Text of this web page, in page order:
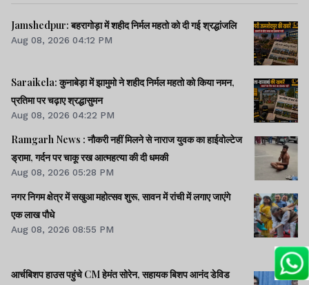
Jamshedpur: बहरागोड़ा में शहीद निर्मल महतो को दी गई श्रद्धांजलि
Aug 08, 2026 04:12 PM
Saraikela: कुनाबेड़ा में झामुमो ने शहीद निर्मल महतो को किया नमन,
प्रतिमा पर चढ़ाए श्रद्धासुमन
Aug 08, 2026 04:22 PM
Ramgarh News : नौकरी नहीं मिलने से नाराज युवक का हाईवोल्टेज
ड्रामा, गर्दन पर चाकू रख आत्महत्या की दी धमकी
Aug 08, 2026 05:28 PM
नगर निगम क्षेत्र में सखुआ महोत्सव शुरू, सावन में रांची में लगाए जाएंगे
एक लाख पौधे
Aug 08, 2026 08:55 PM
आर्चबिशप हाउस पहुंचे CM हेमंत सोरेन, सहायक बिशप आनंद डेविड